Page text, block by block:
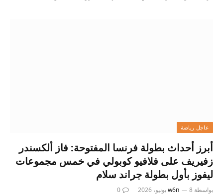
عاجل رياضة
أبرز أحداث بطولة فرنسا المفتوحة: فاز ألكسندر
زفيريف على فلافيو كوبولي في خمس مجموعات
ليفوز بأول بطولة جراند سلام
بواسطة w6n 8 يونيو، 2026 0